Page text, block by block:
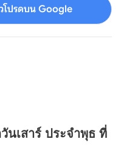
โปรดบน Google
นเสาร์ ประจำพุธ ที่